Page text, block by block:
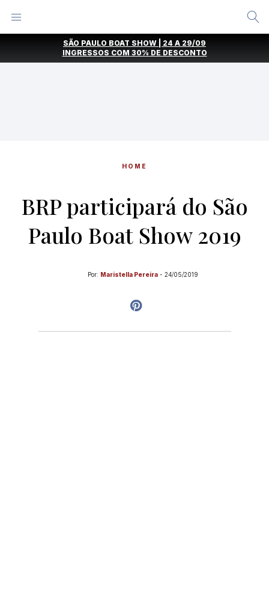
SÃO PAULO BOAT SHOW | 24 A 29/09
INGRESSOS COM 30% DE DESCONTO
HOME
BRP participará do São
Paulo Boat Show 2019
Por: Maristella Pereira - 24/05/2019